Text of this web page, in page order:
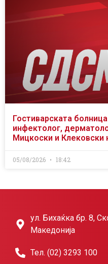
Гостиварската
инфектолог,
Мицкоски и Клековски
05/08/2026 18:42
ул. Бихаќка бр. 8,
Македонија
Тел. (02) 3293 100